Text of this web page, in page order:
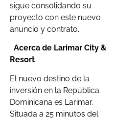
sigue consolidando su
proyecto con este nuevo
anuncio y contrato.
Acerca de Larimar City &
Resort
El nuevo destino de la
inversión en la República
Dominicana es Larimar.
Situada a 25 minutos del